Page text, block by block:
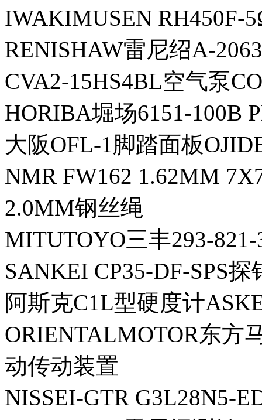
IWAKIMUSEN RH450F-
RENISHAW雷尼绍A-
CVA2-15HS4BL空气泵
HORIBA堀场6151-100B
大阪OFL-1脚踏面板
NMR FW162 1.62MM
2.0MM钢丝绳
MITUTOYO三丰293-
SANKEI CP35-DF-SPS探
阿斯克C1L型硬度计
ORIENTALMOTOR东方
动传动装置
NISSEI-GTR G3L28N5-